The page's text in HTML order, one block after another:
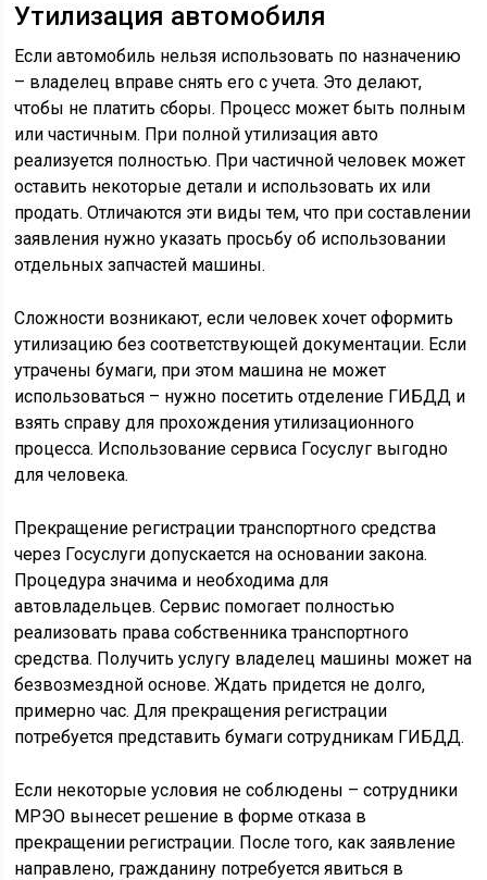
Утилизация автомобиля
Если автомобиль нельзя использовать по назначению
– владелец вправе снять его с учета. Это делают,
чтобы не платить сборы. Процесс может быть полным
или частичным. При полной утилизация авто
реализуется полностью. При частичной человек может
оставить некоторые детали и использовать их или
продать. Отличаются эти виды тем, что при составлении
заявления нужно указать просьбу об использовании
отдельных запчастей машины.
Сложности возникают, если человек хочет оформить
утилизацию без соответствующей документации. Если
утрачены бумаги, при этом машина не может
использоваться – нужно посетить отделение ГИБДД и
взять справу для прохождения утилизационного
процесса. Использование сервиса Госуслуг выгодно
для человека.
Прекращение регистрации транспортного средства
через Госуслуги допускается на основании закона.
Процедура значима и необходима для
автовладельцев. Сервис помогает полностью
реализовать права собственника транспортного
средства. Получить услугу владелец машины может на
безвозмездной основе. Ждать придется не долго,
примерно час. Для прекращения регистрации
потребуется представить бумаги сотрудникам ГИБДД.
Если некоторые условия не соблюдены – сотрудники
МРЭО вынесет решение в форме отказа в
прекращении регистрации. После того, как заявление
направлено, гражданину потребуется явиться в